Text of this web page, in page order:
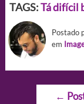
TAGS:Tá difícil
Postado
em
Navegação
←